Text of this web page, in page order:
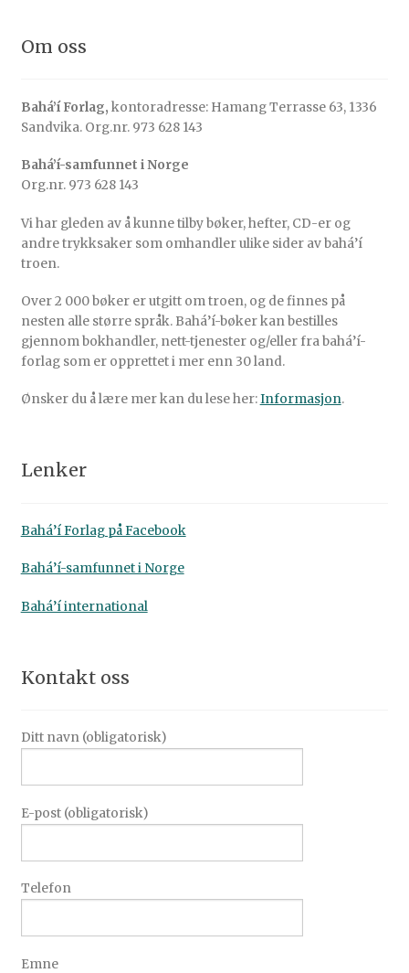
Om oss
Bahá’í Forlag, kontoradresse: Hamang Terrasse 63, 1336
Sandvika. Org.nr. 973 628 143
Bahá’í-samfunnet i Norge
Org.nr. 973 628 143
Vi har gleden av å kunne tilby bøker, hefter, CD-er og
andre trykksaker som omhandler ulike sider av bahá’í
troen.
Over 2 000 bøker er utgitt om troen, og de finnes på
nesten alle større språk. Bahá’í-bøker kan bestilles
gjennom bokhandler, nett-tjenester og/eller fra bahá’í-
forlag som er opprettet i mer enn 30 land.
Ønsker du å lære mer kan du lese her:Informasjon.
Lenker
Bahá’í Forlag på Facebook
Bahá’í-samfunnet i Norge
Bahá’í international
Kontakt oss
Ditt navn (obligatorisk)
E-post (obligatorisk)
Telefon
Emne